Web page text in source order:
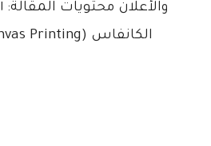
الكانفاس (Canvas Printing). ٢-أنواع ...